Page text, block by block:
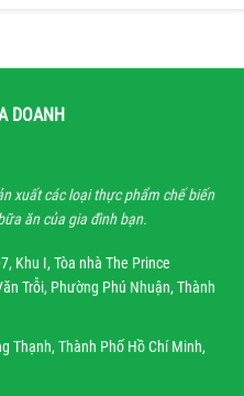
DOANH
xuất các loại thực phẩm chế biến
ăn của gia đình bạn.
Khu I, Tòa nhà The Prince
Trỗi, Phường Phú Nhuận, Thành
Thạnh, Thành Phố Hồ Chí Minh,